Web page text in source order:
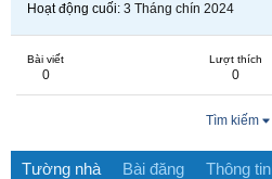
Hoạt động cuối 3 Tháng chín 2024
Bài viết
0
Lượt thích
0
Tìm kiếm
Tường nhà Bài đăng Thông tin